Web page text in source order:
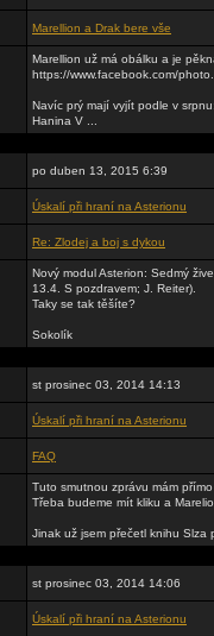
Marellion a Drak bere vše
Marellion už má obálku a je
https://www.facebook.com/
Navíc prý mají vyjít podle v
Hanina V ...
po duben 13, 2015 6:39
Úskalí při hraní na Asterionu
Re: Zlodej a boj s dykou
Nový modul Asterion: Sedmý
13.4. S pozdravem; J. Reiter).
Taky se tak těšíte?
Sokolík
st prosinec 03, 2014 14:13
Úskalí při hraní na Asterionu
FAQ
Tuto smutnou zprávu mám
Třeba budeme mít kliku a
Jinak už jsem přečetl knihu Slza
st prosinec 03, 2014 14:06
Úskalí při hraní na Asterionu